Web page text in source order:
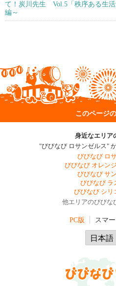
て！炭川先生 Vol.5「秩序ある生
編～
このページ
身近なエリア
"びびなび ロサンゼルス"
びびなび ロ
びびなび オレン
びびなび サ
びびなび ラ
びびなび シリ
他エリアのびびな
PC版 スマ